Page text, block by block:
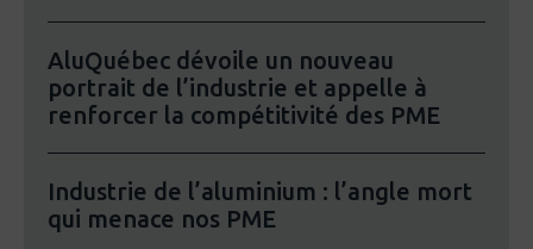
AluQuébec dévoile un nouveau
portrait de l’industrie et appelle à
renforcer la compétitivité des PME
Industrie de l’aluminium : l’angle mort
qui menace nos PME